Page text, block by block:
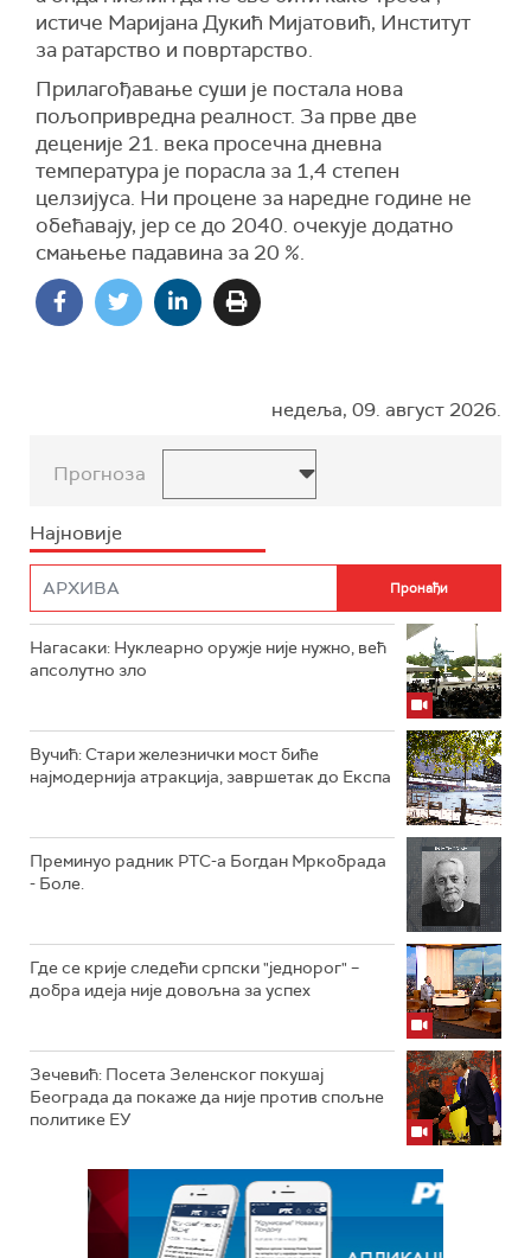
истиче Маријана Дукић Мијатовић, Институт
за ратарство и повртарство.
Прилагођавање суши је постала нова
пољопривредна реалност. За прве две
деценије 21. века просечна дневна
температура је порасла за 1,4 степен
целзијуса. Ни процене за наредне године не
обећавају, јер се до 2040. очекује додатно
смањење падавина за 20 %.
недеља, 09. август 2026.
Прогноза
Најновије
Нагасаки: Нуклеарно оружје није нужно, већ
апсолутно зло
Вучић: Стари железнички мост биће
најмодернија атракција, завршетак до Експа
Преминуо радник РТС-а Богдан Мркобрада
- Боле.
Где се крије следећи српски "једнорог" –
добра идеја није довољна за успех
Зечевић: Посета Зеленског покушај
Београда да покаже да није против спољне
политике ЕУ